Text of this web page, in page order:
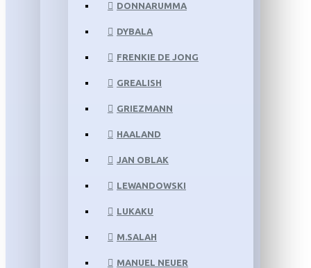
DONNARUMMA
DYBALA
FRENKIE DE JONG
GREALISH
GRIEZMANN
HAALAND
JAN OBLAK
LEWANDOWSKI
LUKAKU
M.SALAH
MANUEL NEUER